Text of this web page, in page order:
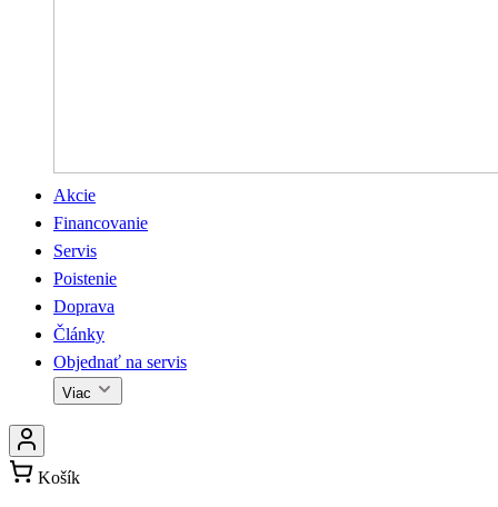
Akcie
Financovanie
Servis
Poistenie
Doprava
Články
Objednať na servis
Viac
Košík